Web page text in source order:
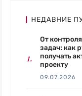
НЕДАВНИЕ
От
задач: как
получать
проекту
09.07.2026